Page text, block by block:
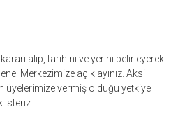
alıp, tarihini ve yerini belirleyerek
Merkezimize açıklayınız. Aksi
üyelerimize vermiş olduğu yetkiye
isteriz.